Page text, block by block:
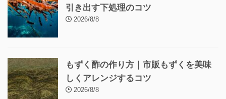
引き出す下処理のコツ
2026/8/8
もずく酢の作り方｜市販もずくを美味
しくアレンジするコツ
2026/8/8